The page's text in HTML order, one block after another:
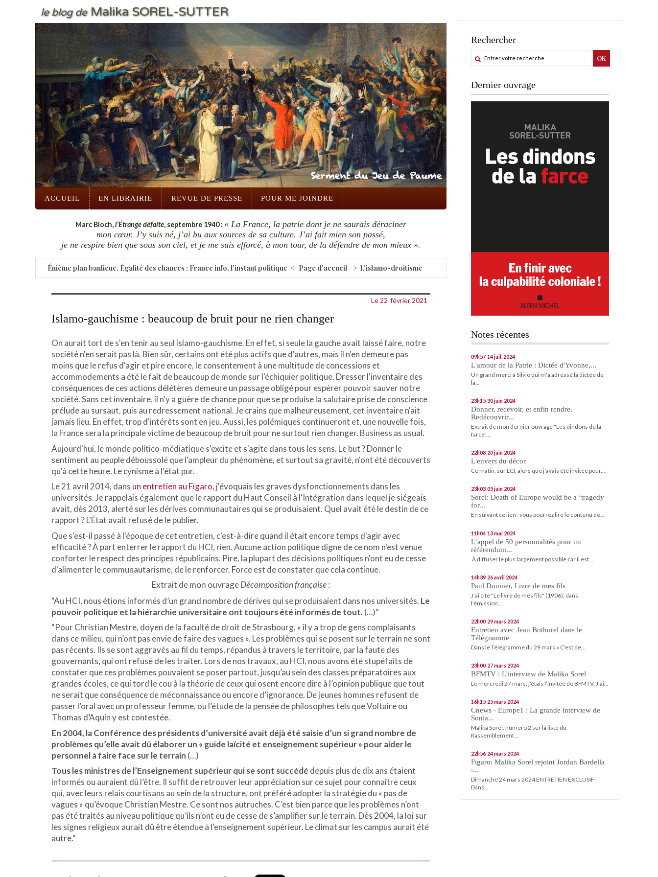
le blog deMalika SOREL-SUTTER
ACCUEIL EN LIBRAIRIE REVUE DE PRESSE POUR ME JOINDRE
Marc Bloch,l’Étrange défaite, septembre 1940 : « La France, la patrie dont je ne saurais déraciner
mon cœur. J’y suis né, j’ai bu aux sources de sa culture. J’ai fait mien son passé,
je ne respire bien que sous son ciel, et je me suis efforcé, à mon tour, de la défendre de mon mieux ».
Énième plan banlieue, Égalité des chances : France info, l'instant politique Page d'accueil L'islamo-droitisme
Le 22 février 2021
Islamo-gauchisme : beaucoup de bruit pour ne rien changer
On aurait tort de s'en tenir au seul islamo-gauchisme. En effet, si seule la gauche avait laissé faire, notre
société n'en serait pas là. Bien sûr, certains ont été plus actifs que d'autres, mais il n'en demeure pas
moins que le refus d'agir et pire encore, le consentement à une multitude de concessions et
accommodements a été le fait de beaucoup de monde sur l'échiquier politique. Dresser l'inventaire des
conséquences de ces actions délétères demeure un passage obligé pour espérer pouvoir sauver notre
société. Sans cet inventaire, il n'y a guère de chance pour que se produise la salutaire prise de conscience
prélude au sursaut, puis au redressement national. Je crains que malheureusement, cet inventaire n'ait
jamais lieu. En effet, trop d'intérêts sont en jeu. Aussi, les polémiques continueront et, une nouvelle fois,
la France sera la principale victime de beaucoup de bruit pour ne surtout rien changer. Business as usual.
Aujourd'hui, le monde politico-médiatique s'excite et s'agite dans tous les sens. Le but ? Donner le
sentiment au peuple déboussolé que l'ampleur du phénomène, et surtout sa gravité, n'ont été découverts
qu'à cette heure. Le cynisme à l'état pur.
Le 21 avril 2014, dans un entretien au Figaro, j'évoquais les graves dysfonctionnements dans les
universités. Je rappelais également que le rapport du Haut Conseil à l'Intégration dans lequel je siégeais
avait, dès 2013, alerté sur les dérives communautaires qui se produisaient. Quel avait été le destin de ce
rapport ? L'État avait refusé de le publier.
Que s'est-il passé à l'époque de cet entretien, c'est-à-dire quand il était encore temps d'agir avec
efficacité ? À part enterrer le rapport du HCI, rien. Aucune action politique digne de ce nom n'est venue
conforter le respect des principes républicains. Pire, la plupart des décisions politiques n'ont eu de cesse
d'alimenter le communautarisme, de le renforcer. Force est de constater que cela continue.
Extrait de mon ouvrageDécomposition française:
“Au HCI, nous étions informés d’un grand nombre de dérives qui se produisaient dans nos universités. Le
pouvoir politique et la hiérarchie universitaire ont toujours été informés de tout. (…)”
“Pour Christian Mestre, doyen de la faculté de droit de Strasbourg, « il y a trop de gens complaisants
dans ce milieu, qui n’ont pas envie de faire des vagues ». Les problèmes qui se posent sur le terrain ne sont
pas récents. Ils se sont aggravés au fil du temps, répandus à travers le territoire, par la faute des
gouvernants, qui ont refusé de les traiter. Lors de nos travaux, au HCI, nous avons été stupéfaits de
constater que ces problèmes pouvaient se poser partout, jusqu’au sein des classes préparatoires aux
grandes écoles, ce qui tord le cou à la théorie de ceux qui osent encore dire à l’opinion publique que tout
ne serait que conséquence de méconnaissance ou encore d’ignorance. De jeunes hommes refusent de
passer l’oral avec un professeur femme, ou l’étude de la pensée de philosophes tels que Voltaire ou
Thomas d’Aquin y est contestée.
En 2004, la Conférence des présidents d’université avait déjà été saisie d’un si grand nombre de
problèmes qu’elle avait dû élaborer un « guide laïcité et enseignement supérieur » pour aider le
personnel à faire face sur le terrain (…)
Tous les ministres de l’Enseignement supérieur qui se sont succédé depuis plus de dix ans étaient
informés ou auraient dû l’être. Il suffit de retrouver leur appréciation sur ce sujet pour connaître ceux
qui, avec leurs relais courtisans au sein de la structure, ont préféré adopter la stratégie du « pas de
vagues » qu’évoque Christian Mestre. Ce sont nos autruches. C’est bien parce que les problèmes n’ont
pas été traités au niveau politique qu’ils n’ont eu de cesse de s’amplifier sur le terrain. Dès 2004, la loi sur
les signes religieux aurait dû être étendue à l’enseignement supérieur. Le climat sur les campus aurait été
autre.”
Rechercher
Dernier ouvrage
Notes récentes
09h57 14juil. 2024
L'amour de la Patrie : Dictée d'Yvonne,...
Un grand merci à Silvio qui m'a adressé la dictée de
la...
23h15 30juin 2024
Donner, recevoir, et enfin rendre.
Redécouvrir...
Extrait de mon dernier ouvrage "Les dindons de la
farce"...
22h08 20juin 2024
L'envers du décor
Ce matin, sur LCI, alors que j'avais été invitée pour...
23h03 05juin 2024
Sorel: Death of Europe would be a ‘tragedy
for...
En suivant ce lien , vous pourrez lire le contenu de...
11h04 13mai 2024
L’appel de 50 personnalités pour un
référendum...
À diffuser le plus largement possible car il est...
14h39 26avril 2024
Paul Doumer, Livre de mes fils
J'ai cité "Le livre de mes fils" (1906), dans
l'émission...
22h00 29mars 2024
Entretien avec Jean Bothorel dans le
Télégramme
Dans le Télégramme du 29 mars « C’est de...
23h00 27mars 2024
BFMTV : L'interview de Malika Sorel
Le mercredi 27 mars, j'étais l'invitée de BFMTV. J'ai...
16h15 25mars 2024
Cnews - Europe1 : La grande interview de
Sonia...
Malika Sorel, numéro 2 sur la liste du
Rassemblement...
22h56 24mars 2024
Figaro: Malika Sorel rejoint Jordan Bardella
:...
Dimanche 24 mars 2024 ENTRETIEN EXCLUSIF -
Dans...